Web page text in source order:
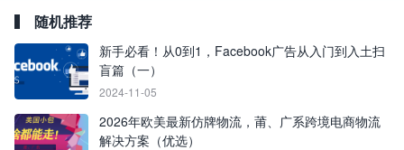
随机推荐
新手必看！从0到1，Facebook广告从入门到入土扫
盲篇（一）
2024-11-05
2026年欧美最新仿牌物流，莆、广系跨境电商物流
解决方案（优选）